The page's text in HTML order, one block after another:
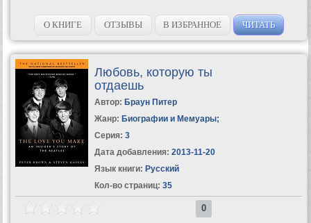
О КНИГЕ ОТЗЫВЫ В ИЗБРАННОЕ ЧИТАТЬ
Любовь, которую ты
отдаешь
Автор: Браун Питер
Жанр: Биографии и Мемуары;
Серия: 3
Дата добавления: 2013-11-20
Язык книги: Русский
Кол-во страниц: 35
0